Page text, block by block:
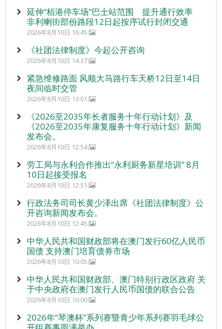
延伸“栢港停车场”巴士站范围 提升通行效率
非利喇街部份路段12日起按序试行封闭交通
2026年8月10日 16:45
《社团法律制度》今起公开咨询
2026年8月10日 14:37
紧急维修路面 风顺大马路行车天桥12日至14日
夜间临时交管
2026年8月10日 13:01
《2026至2035年长者服务十年行动计划》及
《2026至2035年康复服务十年行动计划》新闻
发布会。
2026年8月10日 12:54
劳工局与永利合作推出“永利厨务新星培训” 8月
10日起接受报名
2026年8月10日 12:51
行政法务司司长黄少泽出席《社团法律制度》公
开咨询新闻发布会。
2026年8月10日 12:45
中华人民共和国财政部将在澳门发行60亿人民币
国债 支持澳门培育债券市场
2026年8月10日 10:05
中华人民共和国财政部、澳门特别行政区政府 关
于中央政府在澳门发行人民币国债的联合公告
2026年8月10日 10:00
2026年“琴澳杯”系列赛暨青少年系列赛羽毛球公